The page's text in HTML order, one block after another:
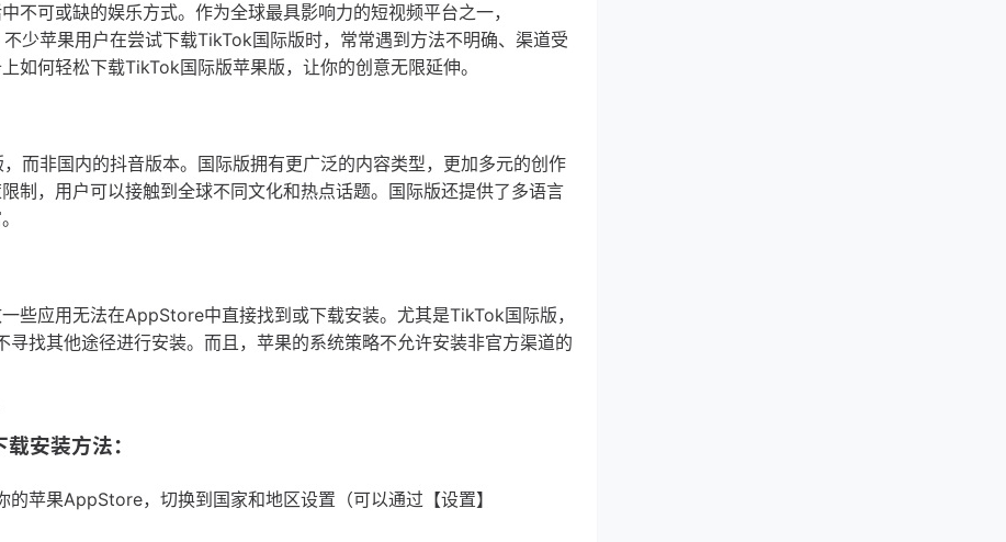
不可或缺的娱乐方式。作为全球最具影响力的短视频平台之一，
少苹果用户在尝试下载TikTok国际版时，常常遇到方法不明确、渠道受
如何轻松下载TikTok国际版苹果版，让你的创意无限延伸。
而非国内的抖音版本。国际版拥有更广泛的内容类型，更加多元的创作
制，用户可以接触到全球不同文化和热点话题。国际版还提供了多语言
些应用无法在AppStore中直接找到或下载安装。尤其是TikTok国际版，
找其他途径进行安装。而且，苹果的系统策略不允许安装非官方渠道的
安装方法：
苹果AppStore，切换到国家和地区设置（可以通过【设置】